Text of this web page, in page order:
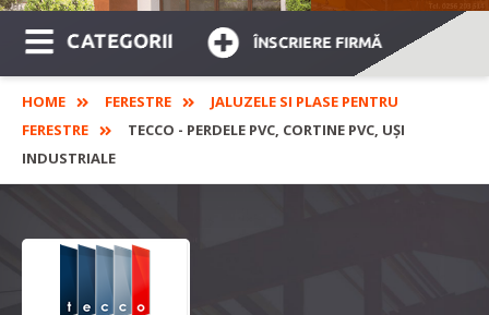
CATEGORII ÎNSCRIERE FIRMĂ
HOME FERESTRE
JALUZELE SI PLASE PENTRU
FERESTRE
TECCO - PERDELE PVC, CORTINE PVC, UȘI
INDUSTRIALE